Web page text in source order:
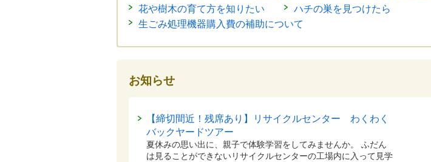
花や樹木の育て方を知りたい
ハチの巣を見つけたら
生ごみ処理機器購入費の補助について
お知らせ
【締切間近！残席あり】リサイクルセンター わくわく
バックヤードツアー
夏休みの思い出に、親子で体験学習をしてみませんか。 ふだん
は見ることができないリサイクルセンターの工場内に入って見学